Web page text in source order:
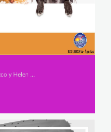
Secundaria, María José García Orozco y Helen Lloret Meca Cuenca